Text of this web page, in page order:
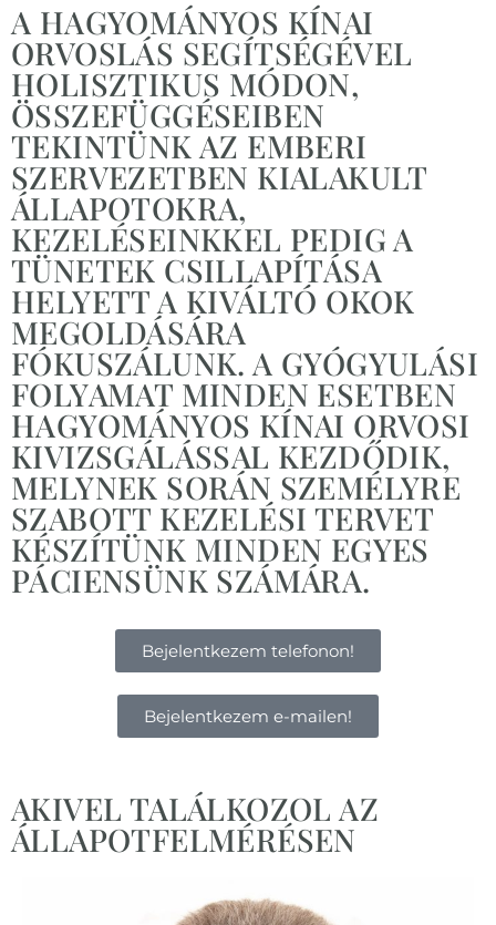
Slide 2 Heading
Lorem ipsum dolor sit amet consectetur adipiscing elit
dolor
Kattints ide
A HAGYOMÁNYOS KÍNAI
ORVOSLÁS SEGÍTSÉGÉVEL
HOLISZTIKUS MÓDON,
ÖSSZEFÜGGÉSEIBEN
TEKINTÜNK AZ EMBERI
SZERVEZETBEN KIALAKULT
ÁLLAPOTOKRA,
KEZELÉSEINKKEL PEDIG A
TÜNETEK CSILLAPÍTÁSA
HELYETT A KIVÁLTÓ OKOK
MEGOLDÁSÁRA
FÓKUSZÁLUNK. A GYÓGYULÁSI
FOLYAMAT MINDEN ESETBEN
HAGYOMÁNYOS KÍNAI ORVOSI
KIVIZSGÁLÁSSAL KEZDŐDIK,
MELYNEK SORÁN SZEMÉLYRE
SZABOTT KEZELÉSI TERVET
KÉSZÍTÜNK MINDEN EGYES
PÁCIENSÜNK SZÁMÁRA.
Bejelentkezem telefonon!
Bejelentkezem e-mailen!
AKIVEL TALÁLKOZOL AZ
ÁLLAPOTFELMÉRÉSEN